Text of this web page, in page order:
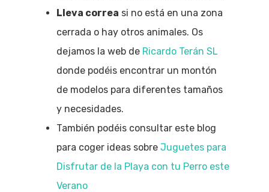
Lleva correa si no está en una zona
cerrada o hay otros animales. Os
dejamos la web de Ricardo Terán SL
donde podéis encontrar un montón
de modelos para diferentes tamaños
y necesidades.
También podéis consultar este blog
para coger ideas sobreJuguetes para
Disfrutar de la Playa con tu Perro este
Verano